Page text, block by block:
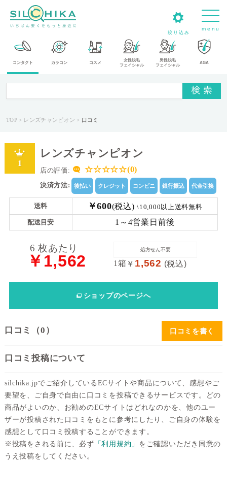
m e n u
コンタクト カラコン コスメ
女性脱毛
フェイシャル
男性脱毛
フェイシャル
AGA
TOP レンズチャンピオン 口コミ
1
レンズチャンピオン
店の評価: ☆☆☆☆☆(0)
決済方法: 後払い クレジット コンビニ 銀行振込 代金引換
送料 ￥600(税込) \10,000以上送料無料
配送目安 1～4営業日前後
6 枚あたり
￥1,562 1箱 ￥ 1,562 (税込)
処方せん不要
ショップのページへ
口コミ（0） 口コミを書く
口コミ投稿について
silchika.jpでご紹介しているECサイトや商品について、感想やご
要望を、ご自身で自由に口コミを投稿できるサービスです。どの
商品がよいのか、お勧めのECサイトはどれなのかを、他のユー
ザーが投稿された口コミをもとに参考にしたり、ご自身の体験を
感想として口コミ投稿することができます。
※投稿をされる前に、必ず 「利用規約」 をご確認いただき同意の
うえ投稿をしてください。
絞り込み
カ
テ
リ
カ
プ
せ
格
～